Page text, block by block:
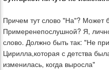
Причем тут слово "На"? Может
Примеренепослушной? Я,
слово. Должно быть так: "Не
Цирилла,которая с детства
изменилась, когда выросла"